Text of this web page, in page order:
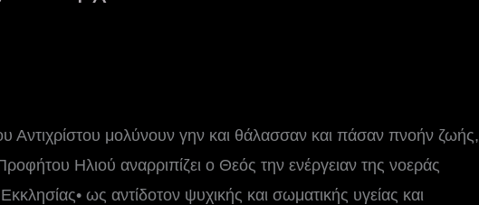
Αντιχρίστου μολύνουν γην και θάλασσαν και πάσαν πνοήν ζωής,
Ηλιού αναρριπίζει ο Θεός την ενέργειαν της νοεράς
ως αντίδοτον ψυχικής και σωματικής υγείας και